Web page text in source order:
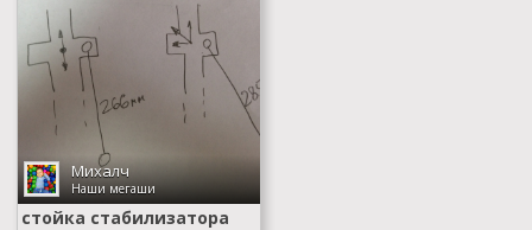
Михалч
Наши мегаши
стойка стабилизатора